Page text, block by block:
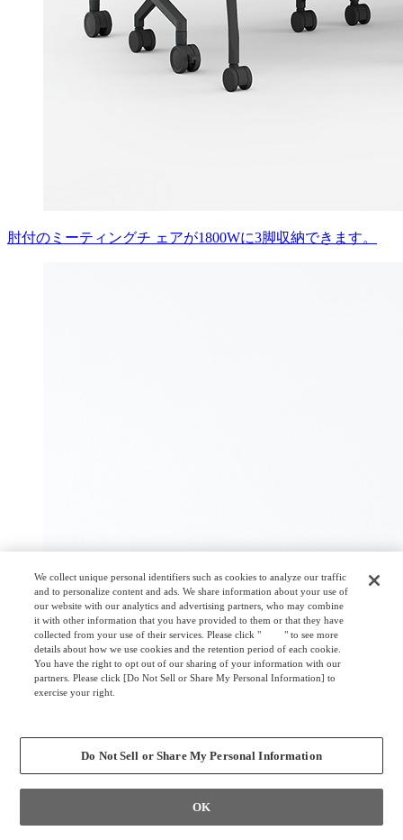
肘付のミーティングチ ェアが1800Wに3脚収納できます。
We collect unique personal identifiers such as cookies to analyze our traffic
and to personalize content and ads. We share information about your use of
our website with our analytics and advertising partners, who may combine
it with other information that you have provided to them or that they have
collected from your use of their services. Please click "
here" to see more
details about how we use cookies and the retention period of each cookie.
You have the right to opt out of our sharing of your information with our
partners. Please click [Do Not Sell or Share My Personal Information] to
exercise your right.
Do Not Sell or Share My Personal Information
OK